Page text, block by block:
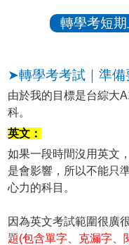
轉學考短
➤轉學考考試｜準備
由於我的目標是台綜大
科。
英文：
如果一段時間沒用英文
是會影響，所以不能只
心力的科目。
因為英文考試範圍很廣
題(包含單字、克漏字、